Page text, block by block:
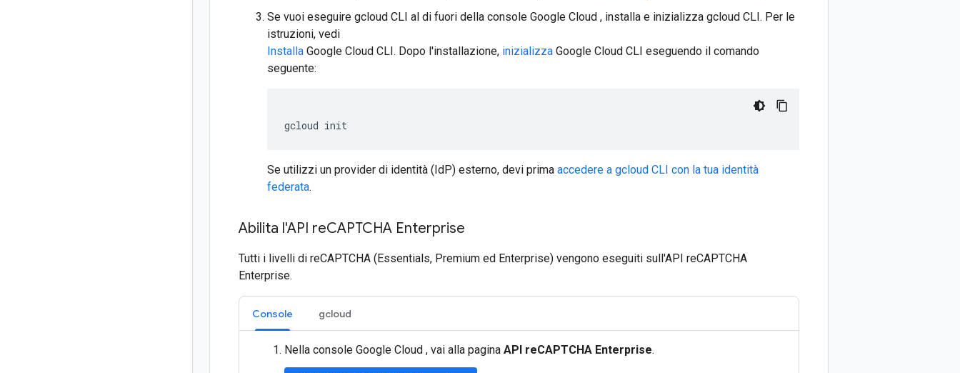
Se vuoi eseguire gcloud CLI al di fuori della console Google Cloud , installa e inizializza gcloud CLI. Per le
istruzioni, vedi
Installa Google Cloud CLI. Dopo l'installazione, inizializza Google Cloud CLI eseguendo il comando
seguente:
gcloud init
Se utilizzi un provider di identità (IdP) esterno, devi prima accedere a gcloud CLI con la tua identità
federata.
Abilita l'API reCAPTCHA Enterprise
Tutti i livelli di reCAPTCHA (Essentials, Premium ed Enterprise) vengono eseguiti sull'API reCAPTCHA
Enterprise.
Console gcloud
Nella console Google Cloud , vai alla pagina API reCAPTCHA Enterprise.